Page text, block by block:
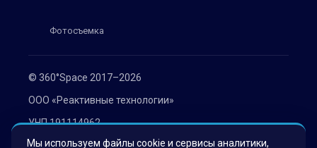
© 360°Space 2017–2026
ООО «Реактивные технологии»
УНП 191114962
г. Минск, ул. Мележа 1, офис 402
Фотосъемка
Мы используем файлы cookie и сервисы аналитики,